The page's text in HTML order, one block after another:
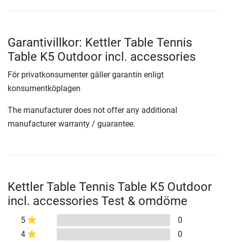
Garantivillkor: Kettler Table Tennis
Table K5 Outdoor incl. accessories
För privatkonsumenter gäller garantin enligt
konsumentköplagen
The manufacturer does not offer any additional
manufacturer warranty / guarantee.
Kettler Table Tennis Table K5 Outdoor
incl. accessories Test & omdöme
5
0
4
0